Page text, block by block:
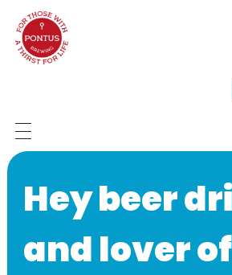
SHOP
BIEREN
Hey beer
and lover